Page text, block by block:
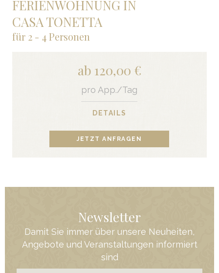
FERIENWOHNUNG IN
CASA TONETTA
für 2 - 4 Personen
ab 120,00 €
pro App./Tag
DETAILS
JETZT ANFRAGEN
Newsletter
Damit Sie immer über unsere Neuheiten,
Angebote und Veranstaltungen informiert
sind